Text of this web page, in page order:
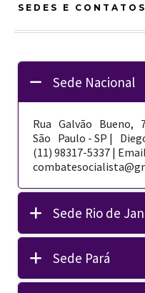
SEDES E CONTATOS
Sede Nacional
Rua Galvão Bueno,
São Paulo - SP |
(11) 98317-5337 |
Sede Rio de
Sede Pará